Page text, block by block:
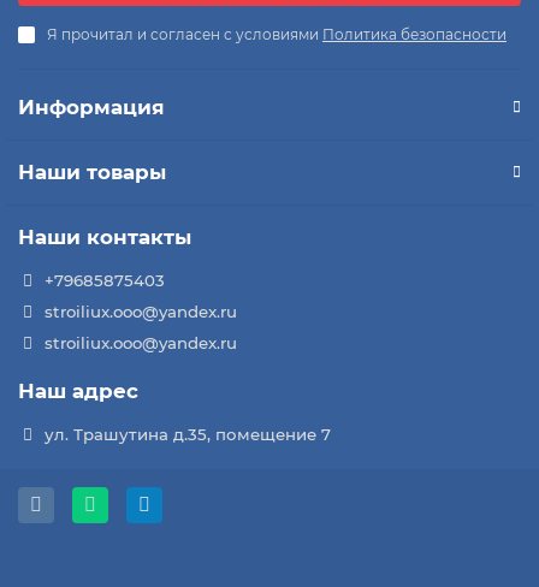
Я прочитал и согласен с условиями Политика безопасности
Информация
Наши товары
Наши контакты
+79685875403
stroiliux.ooo@yandex.ru
stroiliux.ooo@yandex.ru
Наш адрес
ул. Трашутина д.35, помещение 7